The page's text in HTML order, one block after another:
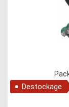
Destockage